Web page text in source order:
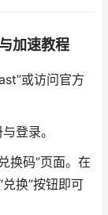
加速教程
或访问官方
登录。
换码”页面。在
兑换”按钮即可